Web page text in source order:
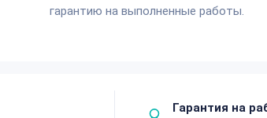
гарантию на выполненные работы.
Гарантия на